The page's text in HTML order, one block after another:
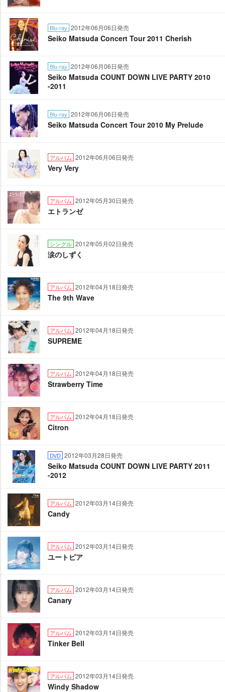
Blu-ray 2012年06月06日発売
Seiko Matsuda Concert Tour 2011 Cherish
Blu-ray 2012年06月06日発売
Seiko Matsuda COUNT DOWN LIVE PARTY 2010
-2011
Blu-ray 2012年06月06日発売
Seiko Matsuda Concert Tour 2010 My Prelude
アルバム 2012年06月06日発売
Very Very
アルバム 2012年05月30日発売
エトランゼ
シングル 2012年05月02日発売
涙のしずく
アルバム 2012年04月18日発売
The 9th Wave
アルバム 2012年04月18日発売
SUPREME
アルバム 2012年04月18日発売
Strawberry Time
アルバム 2012年04月18日発売
Citron
DVD 2012年03月28日発売
Seiko Matsuda COUNT DOWN LIVE PARTY 2011
-2012
アルバム 2012年03月14日発売
Candy
アルバム 2012年03月14日発売
ユートピア
アルバム 2012年03月14日発売
Canary
アルバム 2012年03月14日発売
Tinker Bell
アルバム 2012年03月14日発売
Windy Shadow